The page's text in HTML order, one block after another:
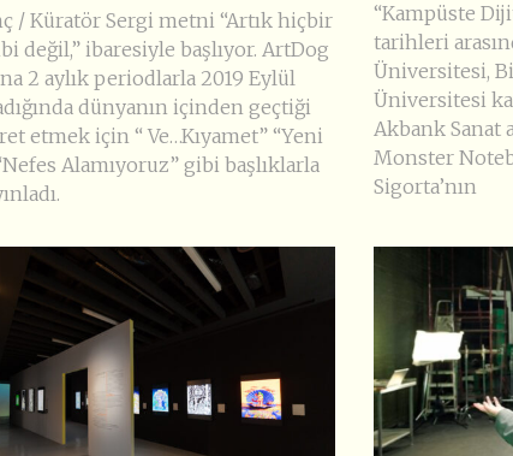
/ Küratör Sergi metni “Artık hiçbir
değil,” ibaresiyle başlıyor. ArtDog
2 aylık periodlarla 2019 Eylül
dünyanın içinden geçtiği
etmek için “ Ve…Kıyamet” “Yeni
Alamıyoruz” gibi başlıklarla
“Kampüste
tarihleri
Üniversitesi,
Üniversitesi
Akbank Sanat
Monster
Sigorta’nın